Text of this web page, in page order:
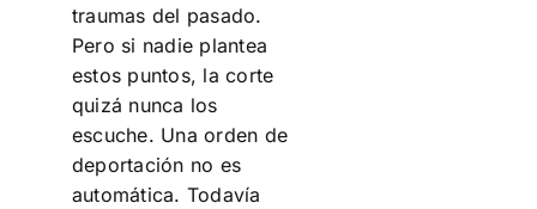
traumas del pasado.
Pero si nadie plantea
estos puntos, la corte
quizá nunca los
escuche. Una orden de
deportación no es
automática. Todavía